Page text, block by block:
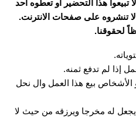
تبيعوا هذا التحضير أو تعطوه أحد
لا تنشروه على صفحات الانترنت.
لحقوقنا.
إذا لم تدفع ثمنه.
الأشخاص بيع هذا العمل وال نحل
يجعل له مخرجا ويرزقه من حيث لا